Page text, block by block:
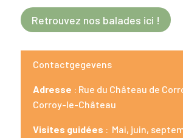
Retrouvez nos balades ici !
Contactgegevens
Adresse : Rue du Château de
Corroy-le-Château
Visites guidées : Mai, juin,